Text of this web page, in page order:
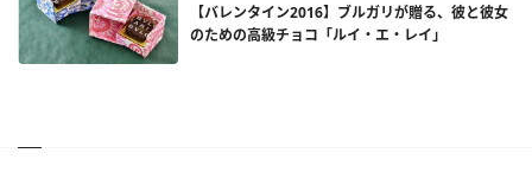
【バレンタイン2016】ブルガリが贈る、彼と彼女
のための高級チョコ「ルイ・エ・レイ」